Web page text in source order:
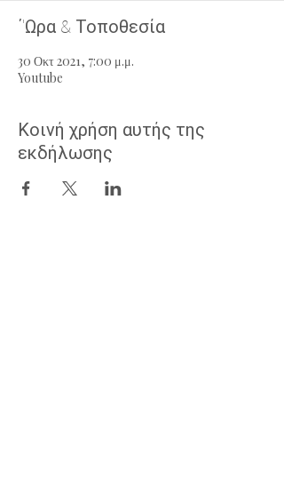
΄'Ωρα & Τοποθεσία
30 Οκτ 2021, 7:00 μ.μ.
Youtube
Κοινή χρήση αυτής της
εκδήλωσης